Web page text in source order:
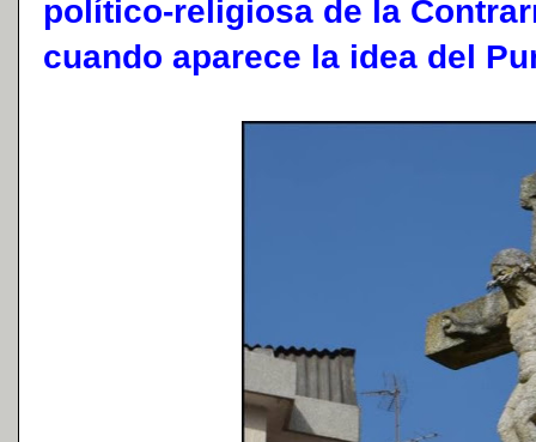
político-religiosa de la
cuando aparece la idea del